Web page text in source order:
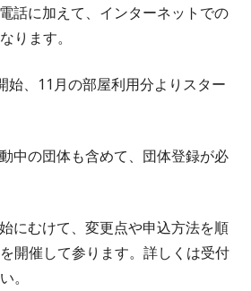
話に加えて、インターネットでの
ります。
、11月の部屋利用分よりスター
中の団体も含めて、団体登録が必
にむけて、変更点や申込方法を順
開催して参ります。詳しくは受付
。